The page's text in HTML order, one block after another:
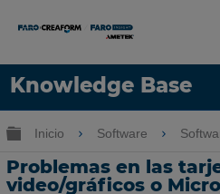
Knowledge Base
Idioma
Expandir/contraer
Inicio Software
Problemas en las
video/gráficos o